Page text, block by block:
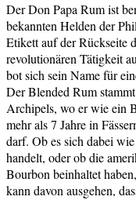
Der Don Papa Rum ist
bekannten Helden der
Etikett auf der Rückseite
revolutionären Tätigkeit
bot sich sein Name für
Der Blended Rum
Archipels, wo er wie ein
mehr als 7 Jahre in
darf. Ob es sich dabei
handelt, oder ob die
Bourbon beinhaltet
kann davon ausgehen,